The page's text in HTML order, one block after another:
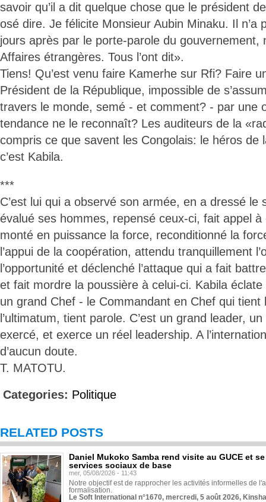
savoir qu’il a dit quelque chose que le président
osé dire. Je félicite Monsieur Aubin Minaku. Il n’a
jours après par le porte-parole du gouvernement,
Affaires étrangères. Tous l’ont dit».
Tiens! Qu’est venu faire Kamerhe sur Rfi? Faire
Président de la République, impossible de
travers le monde, semé - et comment? - par une
tendance ne le reconnaît? Les auditeurs de la
compris ce que savent les Congolais: le héros de
c’est Kabila.
***
C’est lui qui a observé son armée, en a dressé le
évalué ses hommes, repensé ceux-ci, fait appel
monté en puissance la force, reconditionné la
l’appui de la coopération, attendu tranquillement
l’opportunité et déclenché l’attaque qui a fait
et fait mordre la poussière à celui-ci. Kabila
un grand Chef - le Commandant en Chef qui tient
l’ultimatum, tient parole. C’est un grand leader,
exercé, et exerce un réel leadership. A
d’aucun doute.
T. MATOTU.
Categories: Politique
RELATED POSTS
Daniel Mukoko Samba rend visite au GUCE et
services sociaux de base
mer, 05/08/2026 - 11:43
Notre objectif est de rapprocher les activités informelles de
formalisation.
Le Soft International n°1670, mercredi, 5 août 2026,